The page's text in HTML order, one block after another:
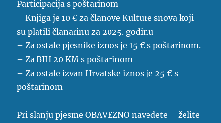
Participacija s poštarinom
– Knjiga je 10 € za članove Kulture snova koji
su platili članarinu za 2025. godinu
– Za ostale pjesnike iznos je 15 € s poštarinom.
– Za BIH 20 KM s poštarinom
– Za ostale izvan Hrvatske iznos je 25 € s
poštarinom
Pri slanju pjesme OBAVEZNO navedete – želite